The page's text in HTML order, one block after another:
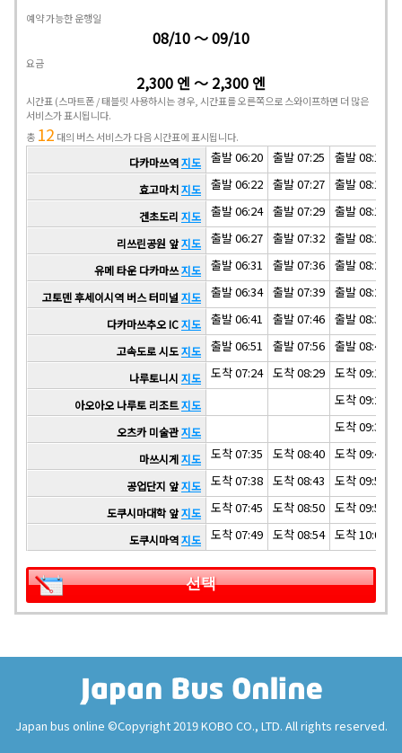
예약 가능한 운행일
08/10 ～ 09/10
요금
2,300 엔 ～ 2,300 엔
시간표 (스마트폰 / 태블릿 사용하시는 경우, 시간표를 오른쪽으로 스와이프하면 더 많은
서비스가 표시됩니다.
총 12 대의 버스 서비스가 다음 시간표에 표시됩니다.
다카마쓰역지도 출발 06:20 출발 07:25 출발 08:10
효고마치지도 출발 06:22 출발 07:27 출발 08:12
겐초도리 지도 출발 06:24 출발 07:29 출발 08:14
리쓰린공원 앞지도 출발 06:27 출발 07:32 출발 08:17
유메 타운 다카마쓰지도 출발 06:31 출발 07:36 출발 08:21
고토덴 후세이시역 버스 터미널 지도 출발 06:34 출발 07:39 출발 08:24
다카마쓰추오 IC지도 출발 06:41 출발 07:46 출발 08:31
고속도로 시도지도 출발 06:51 출발 07:56 출발 08:41
나루토니시 지도 도착 07:24 도착 08:29 도착 09:14
아오아오 나루토 리조트지도 도착 09:27
오츠카 미술관지도 도착 09:30
마쓰시게지도 도착 07:35 도착 08:40 도착 09:48
공업단지 앞지도 도착 07:38 도착 08:43 도착 09:51
도쿠시마대학 앞지도 도착 07:45 도착 08:50 도착 09:58
도쿠시마역지도 도착 07:49 도착 08:54 도착 10:02
선택
Japan bus online ©Copyright 2019 KOBO CO., LTD. All rights reserved.